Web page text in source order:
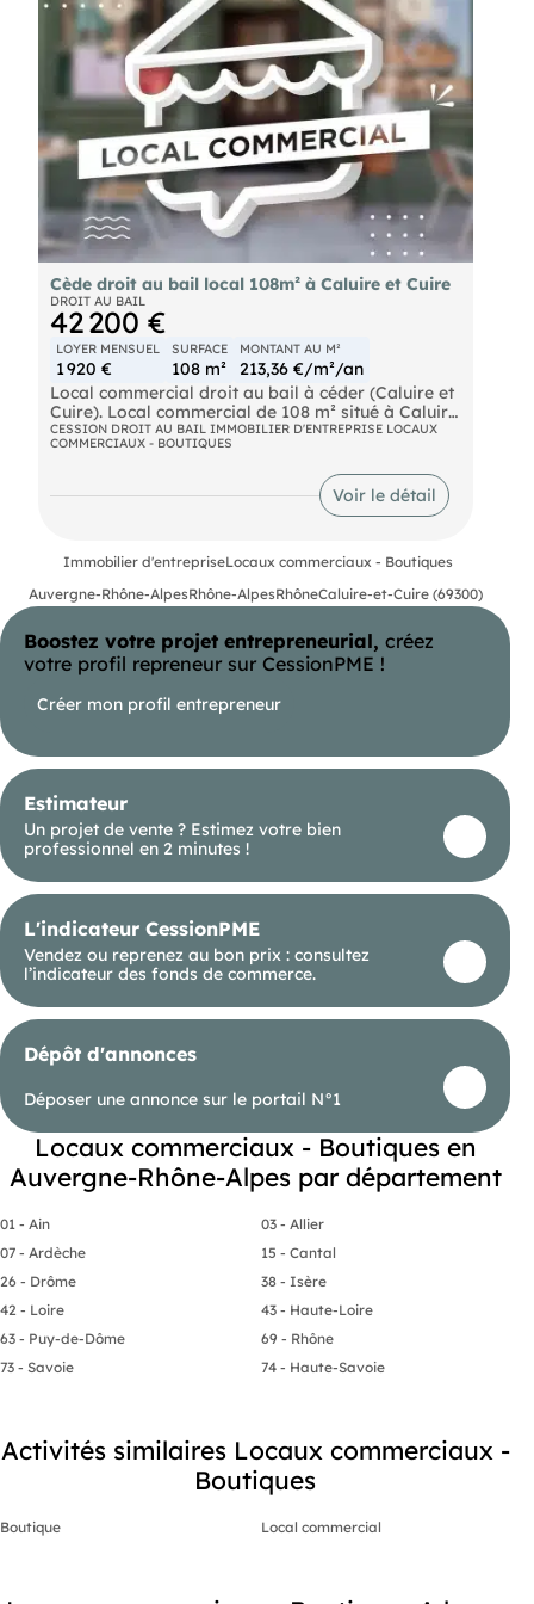
d'aménagement supplémentaires. Idéal pour
diverses activités commerciales, notamme;nt
petite restauration sans gaine d'extraction.
Bus Lignes 9, 33, 70, 77 et S5 SNCF Gare SNCF
Sathonay-Rillieux
Cède droit au bail local 108m² à Caluire et Cuire
DROIT AU BAIL
42 200 €
LOYER MENSUEL
1 920 €
SURFACE
108 m²
MONTANT AU M²
213,36 €/m²/an
Local commercial droit au bail à céder (Caluire et
Cuire). Local commercial de 108 m² situé à Caluire
et Cuire secteur Vernay .
Emplacement numéro un pour ce local, très belle
vitrine dans un quartier commerçant sur l'axe
Le local est en parfait état, et conviendra, à tout
Droit au bail 42 200 € honoraires d'agent inclus.
Le loyer sera de 1920 € HTHC.
plus d'nformations sur demande Les honoraires
20,57% TTC du prix hors honoraires.
Les informations sur les risques auxquels ce bien
est exposé sont disponibles sur le site Géorisques :
georisques. gouv. fr.
ARRONDISSEMENT) Entrepreneur Individuel -
Réf.928425
CESSION DROIT AU BAIL IMMOBILIER D'ENTREPRISE LOCAUX
COMMERCIAUX - BOUTIQUES
Voir le détail
Immobilier d'entrepriseLocaux commerciaux - Boutiques
Auvergne-Rhône-AlpesRhône-AlpesRhôneCaluire-et-Cuire (69300)
Boostez votre projet entrepreneurial, créez
votre profil repreneur sur CessionPME !
Créer mon profil entrepreneur
Estimateur
Un projet de vente ? Estimez votre bien
professionnel en 2 minutes !
L'indicateur CessionPME
Vendez ou reprenez au bon prix : consultez
l’indicateur des fonds de commerce.
Dépôt d'annonces
Déposer une annonce sur le portail N°1
Locaux commerciaux - Boutiques en
Auvergne-Rhône-Alpes par département
01 - Ain
03 - Allier
07 - Ardèche
15 - Cantal
26 - Drôme
38 - Isère
42 - Loire
43 - Haute-Loire
63 - Puy-de-Dôme
69 - Rhône
73 - Savoie
74 - Haute-Savoie
Activités similaires Locaux commerciaux -
Boutiques
Boutique Local commercial